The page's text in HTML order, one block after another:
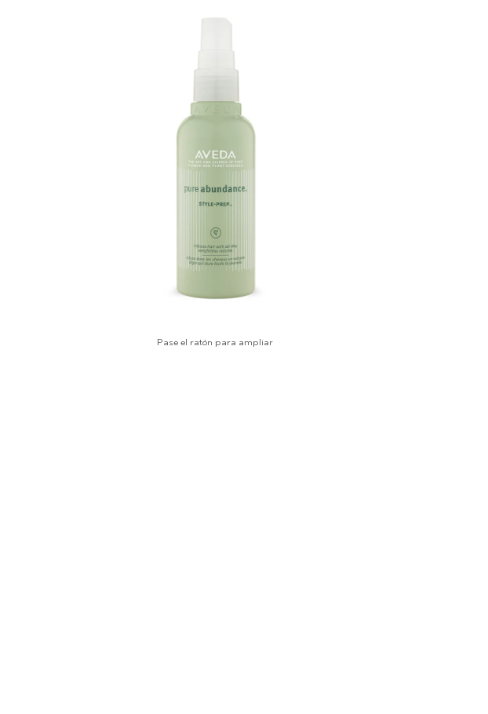
Pase el ratón para ampliar